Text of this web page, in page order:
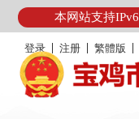
本网站支持IPv6
登录 注册 繁體版